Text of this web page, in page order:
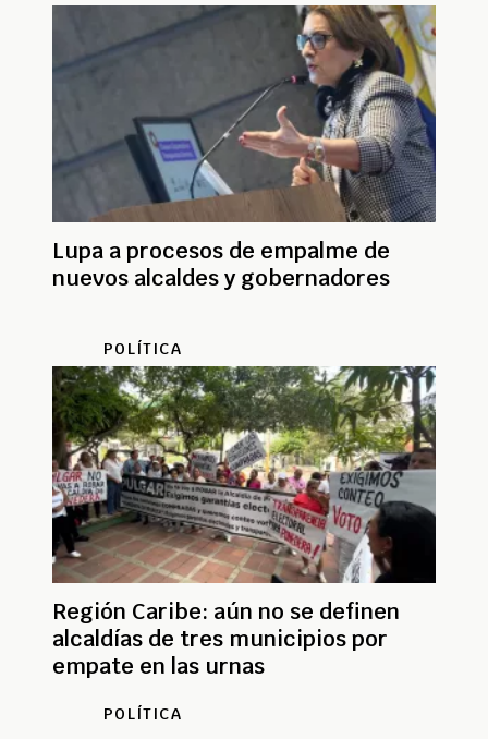
Lupa a procesos de empalme de
nuevos alcaldes y gobernadores
POLÍTICA
Región Caribe: aún no se definen
alcaldías de tres municipios por
empate en las urnas
POLÍTICA